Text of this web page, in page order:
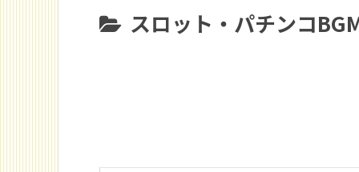
スロット・パチンコ